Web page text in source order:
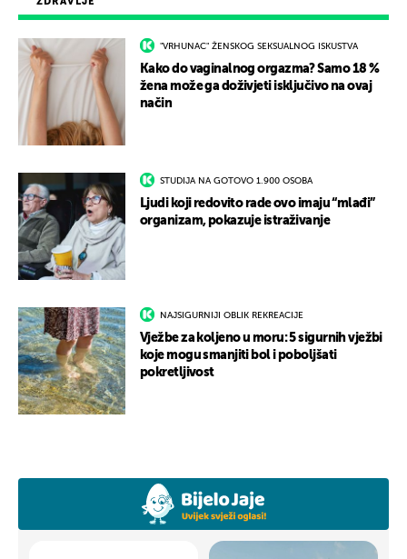
"VRHUNAC" ŽENSKOG SEKSUALNOG ISKUSTVA
Kako do vaginalnog orgazma? Samo 18 %
žena može ga doživjeti isključivo na ovaj
način
STUDIJA NA GOTOVO 1.900 OSOBA
Ljudi koji redovito rade ovo imaju “mlađi”
organizam, pokazuje istraživanje
NAJSIGURNIJI OBLIK REKREACIJE
Vježbe za koljeno u moru: 5 sigurnih vježbi
koje mogu smanjiti bol i poboljšati
pokretljivost